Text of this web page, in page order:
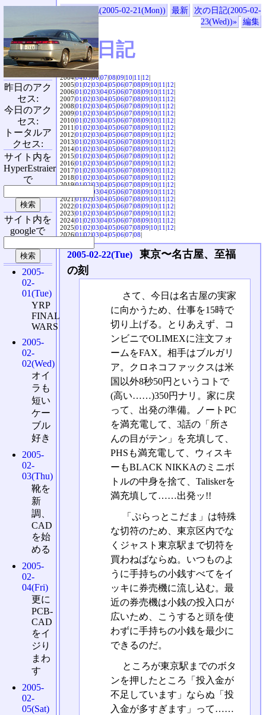
«前の日記(2005-02-21(Mon)) 最新
次の日記(2005-02-
23(Wed))»
編集
SVX日記
2004|04|05|06|07|08|09|10|11|12|
2005|01|02|03|04|05|06|07|08|09|10|11|12|
2006|01|02|03|04|05|06|07|08|09|10|11|12|
2007|01|02|03|04|05|06|07|08|09|10|11|12|
2008|01|02|03|04|05|06|07|08|09|10|11|12|
2009|01|02|03|04|05|06|07|08|09|10|11|12|
2010|01|02|03|04|05|06|07|08|09|10|11|12|
2011|01|02|03|04|05|06|07|08|09|10|11|12|
2012|01|02|03|04|05|06|07|08|09|10|11|12|
2013|01|02|03|04|05|06|07|08|09|10|11|12|
2014|01|02|03|04|05|06|07|08|09|10|11|12|
2015|01|02|03|04|05|06|07|08|09|10|11|12|
2016|01|02|03|04|05|06|07|08|09|10|11|12|
2017|01|02|03|04|05|06|07|08|09|10|11|12|
2018|01|02|03|04|05|06|07|08|09|10|11|12|
2019|01|02|03|04|05|06|07|08|09|10|11|12|
03|04|05|06|07|08|09|10|11|12|
2021|01|02|03|04|05|06|07|08|09|10|11|12|
2022|01|02|03|04|05|06|07|08|09|10|11|12|
2023|01|02|03|04|05|06|07|08|09|10|11|12|
2024|01|02|03|04|05|06|07|08|09|10|11|12|
2025|01|02|03|04|05|06|07|08|09|10|11|12|
2026|01|02|03|04|05|06|07|08|
2005-02-22(Tue)
東京〜名古屋、至福
の刻
さて、今日は名古屋の実家
に向かうため、仕事を15時で
切り上げる。とりあえず、コ
ンビニでOLIMEXに注文フォ
ームをFAX。相手はブルガリ
ア。クロネコファックスは米
国以外8秒50円というコトで
(高い……)350円ナリ。家に戻
って、出発の準備。ノートPC
を満充電して、3話の「所さ
んの目がテン」を充填して、
PHSも満充電して、ウィスキ
ーもBLACK NIKKAのミニボ
トルの中身を捨て、Taliskerを
満充填して……出発ッ!!
「ぷらっとこだま」は特殊
な切符のため、東京区内でな
くジャスト東京駅まで切符を
買わねばならぬ。いつものよ
うに手持ちの小銭すべてをイ
ッキに券売機に流し込む。最
近の券売機は小銭の投入口が
広いため、こうすると頭を使
わずに手持ちの小銭を最少に
できるのだ。
ところが東京駅までのボタ
ンを押したところ「投入金が
不足しています」ならぬ「投
入金が多すぎます」って……
昨日のアク
セス:
今日のアク
セス:
トータルア
クセス:
サイト内を
HyperEstraier
で
サイト内を
googleで
2005-
02-
01(Tue)
YRP
FINAL
WARS
2005-
02-
02(Wed)
オイ
ラも
短い
ケー
ブル
好き
2005-
02-
03(Thu)
靴を
新
調、
CAD
を始
める
2005-
02-
04(Fri)
更に
PCB-
CAD
をイ
ジり
まわ
す
2005-
02-
05(Sat)